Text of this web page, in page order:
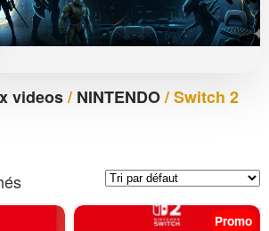
videos/NINTENDO/ Switch 2
Promo